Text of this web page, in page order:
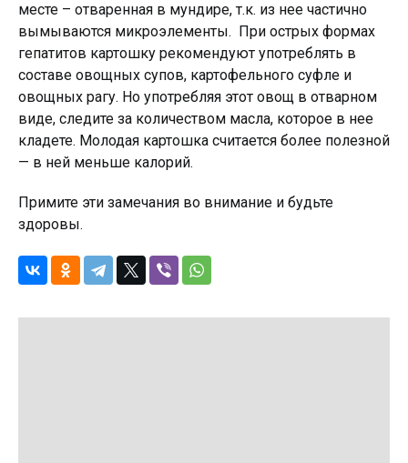
месте – отваренная в мундире, т.к. из нее частично
вымываются микроэлементы. При острых формах
гепатитов картошку рекомендуют употреблять в
составе овощных супов, картофельного суфле и
овощных рагу. Но употребляя этот овощ в отварном
виде, следите за количеством масла, которое в нее
кладете. Молодая картошка считается более полезной
— в ней меньше калорий.
Примите эти замечания во внимание и будьте
здоровы.